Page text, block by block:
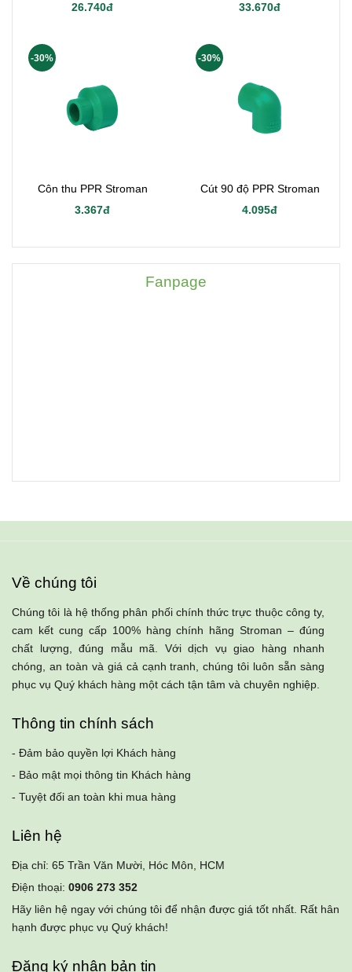
26.740đ
33.670đ
Côn thu PPR Stroman
3.367đ
-30%
Cút 90 độ PPR Stroman
4.095đ
-30%
Fanpage
Về chúng tôi
Chúng tôi là hệ thống phân phối chính thức trực thuộc công ty,
cam kết cung cấp 100% hàng chính hãng Stroman – đúng
chất lượng, đúng mẫu mã. Với dịch vụ giao hàng nhanh
chóng, an toàn và giá cả cạnh tranh, chúng tôi luôn sẵn sàng
phục vụ Quý khách hàng một cách tận tâm và chuyên nghiệp.
Thông tin chính sách
- Đảm bảo quyền lợi Khách hàng
- Bảo mật mọi thông tin Khách hàng
- Tuyệt đối an toàn khi mua hàng
Liên hệ
Địa chỉ: 65 Trần Văn Mười, Hóc Môn, HCM
Điện thoại: 0906 273 352
Hãy liên hệ ngay với chúng tôi để nhận được giá tốt nhất. Rất hân
hạnh được phục vụ Quý khách!
Đăng ký nhận bản tin